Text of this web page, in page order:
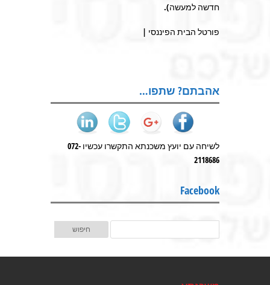
חדשה למעשה).
פורטל הבית הפיננסי |
אהבתם? שתפו…
לשיחה עם יועץ משכנתא התקשרו עכשיו 072-
2118686
Facebook